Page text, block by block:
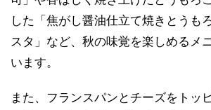
した「焦がし醤油仕立て焼きとうも
スタ」など、秋の味覚を楽しめるメ
います。
また、フランスパンとチーズをトッ